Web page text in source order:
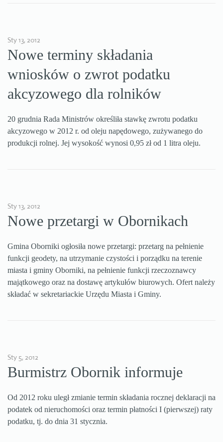
Sty 13, 2012
Nowe terminy składania
wniosków o zwrot podatku
akcyzowego dla rolników
20 grudnia Rada Ministrów określiła stawkę zwrotu podatku
akcyzowego w 2012 r. od oleju napędowego, zużywanego do
produkcji rolnej. Jej wysokość wynosi 0,95 zł od 1 litra oleju.
Sty 13, 2012
Nowe przetargi w Obornikach
Gmina Oborniki ogłosiła nowe przetargi: przetarg na pełnienie
funkcji geodety, na utrzymanie czystości i porządku na terenie
miasta i gminy Oborniki, na pełnienie funkcji rzeczoznawcy
majątkowego oraz na dostawę artykułów biurowych. Ofert należy
składać w sekretariackie Urzędu Miasta i Gminy.
Sty 5, 2012
Burmistrz Obornik informuje
Od 2012 roku uległ zmianie termin składania rocznej deklaracji na
podatek od nieruchomości oraz termin płatności I (pierwszej) raty
podatku, tj. do dnia 31 stycznia.